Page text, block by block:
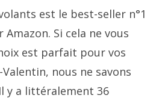
est le best-seller n°1
Si cela ne vous
est parfait pour vos
nous ne savons
y a littéralement 36